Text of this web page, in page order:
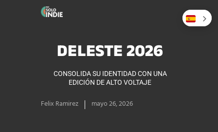
DELESTE 2026
CONSOLIDA SU IDENTIDAD CON UNA
EDICIÓN DE ALTO VOLTAJE
Felix Ramirez mayo 26, 2026